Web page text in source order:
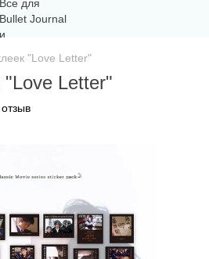
"Love Letter"
"Love Letter"